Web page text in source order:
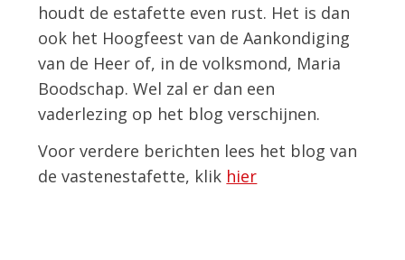
houdt de estafette even rust. Het is dan
ook het Hoogfeest van de Aankondiging
van de Heer of, in de volksmond, Maria
Boodschap. Wel zal er dan een
vaderlezing op het blog verschijnen.
Voor verdere berichten lees het blog van
de vastenestafette, klik hier